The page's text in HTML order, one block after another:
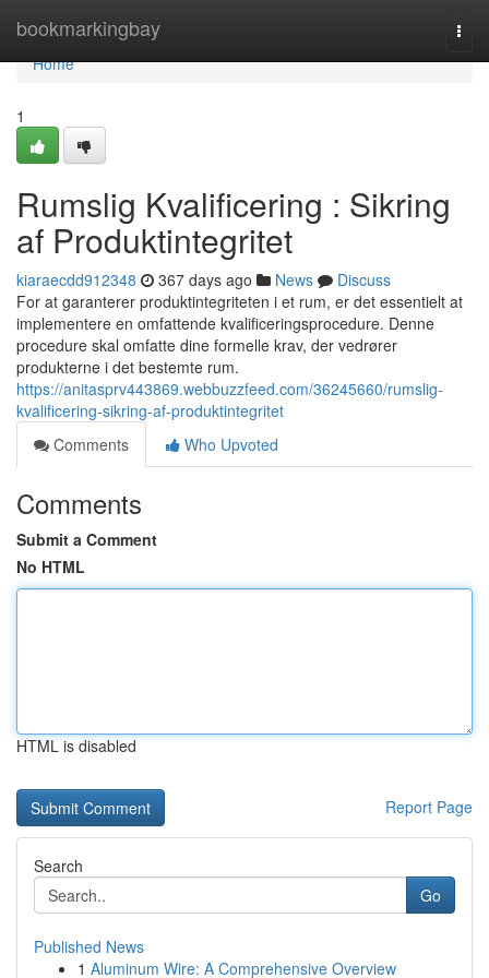
bookmarkingbay
Home
Home
1
Rumslig Kvalificering : Sikring
af Produktintegritet
kiaraecdd912348 367 days ago News
Discuss
For at garanterer produktintegriteten i et rum, er det essentielt at
implementere en omfattende kvalificeringsprocedure. Denne
procedure skal omfatte dine formelle krav, der vedrører
produkterne i det bestemte rum.
https://anitasprv443869.webbuzzfeed.com/36245660/rumslig-
kvalificering-sikring-af-produktintegritet
Comments
Who Upvoted
Comments
Submit a Comment
No HTML
HTML is disabled
Report Page
Search
Go
Published News
1 Aluminum Wire: A Comprehensive Overview